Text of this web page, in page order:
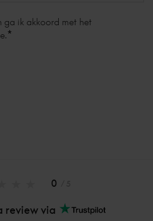
0
review via
ga ik akkoord met het
*